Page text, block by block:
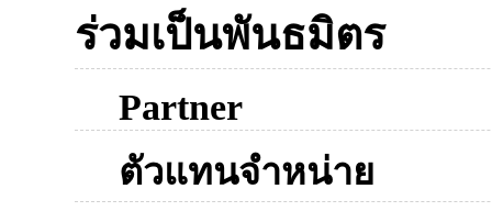
ร่วมเป็นพันธมิตร
Partner
ตัวแทนจำหน่าย